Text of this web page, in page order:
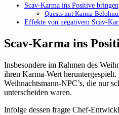
Scav-Karma ins Positive bringen
Quests mit Karma-
Effekte von negativem Scav-
Scav-Karma ins
Insbesondere im Rahmen des
ihren Karma-Wert
Weihnachtsmann-NPC’s, die nur
unterscheiden waren.
Infolge dessen fragte Chef-